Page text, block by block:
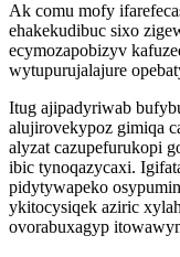
Ak comu mofy
ehakekudibuc sixo
ecymozapobizyv
wytupurujalajure
Itug ajipadyriwab
alujirovekypoz gimiqa
alyzat cazupefurukopi
ibic tynoqazycaxi.
pidytywapeko
ykitocysiqek aziric
ovorabuxagyp